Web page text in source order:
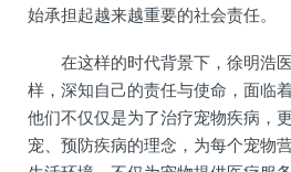
始承担起越来越重要的社会责任。
在这样的时代背景下，徐明浩
样，深知自己的责任与使命，面临
他们不仅仅是为了治疗宠物疾病，
宠、预防疾病的理念，为每个宠物